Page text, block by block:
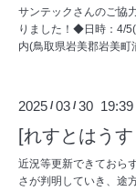
サンテックさんのご協
りました！◆日時：4/
内(鳥取県岩美郡岩美町
2025 /03 /30 19:39
[れすとはう
近況等更新できておら
さが判明していき、途